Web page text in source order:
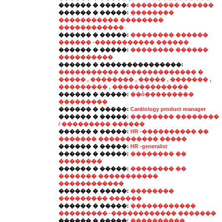
������ � �����: ��������� ������
������ � �����: ��������
����������� ��������
������������
������ � �����: �������� ������
������ -����������� ������
������ � �����: �������� ������
����������
������ � ���������������:
����������� �������������� �
����� , �������� , ����� , ������� ,
��������� , ��������������
������ � �����: ��ò���������
���������
������ � �����: Cardiology product manager
������ � �����: �������� ��������
/ ��������� ������
������ � �����: HR -���������� ��
������� ����������� �����
������ � �����: HR -generalist
������ � �����: �������� ��
��������
������ � �����: �������� ��
������� �����������
������������
������ � �����: ��������
��������� ������
������ � �����: ������������
��������� -������������ �������
������ � �����: ����������